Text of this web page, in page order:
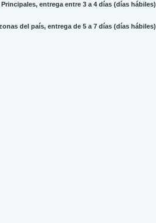
entrega entre 3 a 4 días (días hábiles)
del país, entrega de 5 a 7 días (días hábiles)